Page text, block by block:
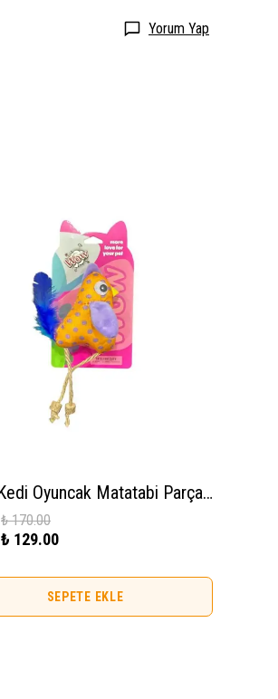
Yorum Yap
Wow Kedi Oyuncak Matatabi Parçalı Ördek
₺ 170.00
₺ 129.00
SEPETE EKLE